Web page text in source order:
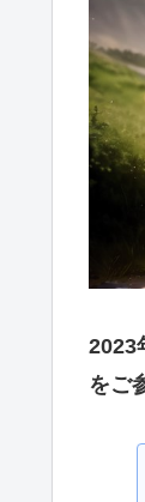
2023
をご